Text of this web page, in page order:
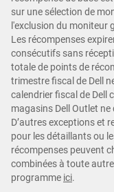
sur une sélection de
l'exclusion du moniteur
Les récompenses
consécutifs sans
totale de points de
trimestre fiscal de Dell
calendrier fiscal de Dell
magasins Dell Outlet
D’autres exceptions et
pour les détaillants ou
récompenses peuvent
combinées à toute
programme ici.